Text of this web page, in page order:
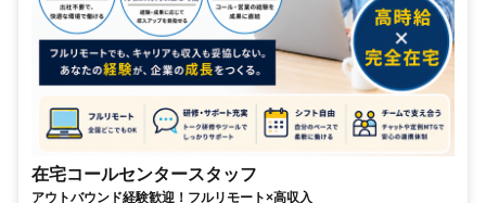
在宅コールセンタースタッフ
アウトバウンド経験歓迎！フルリモート×高収入